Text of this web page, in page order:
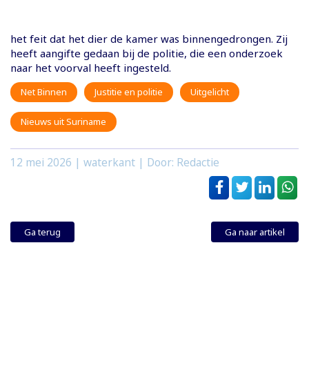
het feit dat het dier de kamer was binnengedrongen. Zij
heeft aangifte gedaan bij de politie, die een onderzoek
naar het voorval heeft ingesteld.
Net Binnen Justitie en politie Uitgelicht
Nieuws uit Suriname
12 mei 2026 | waterkant | Door: Redactie
Ga terug Ga naar artikel